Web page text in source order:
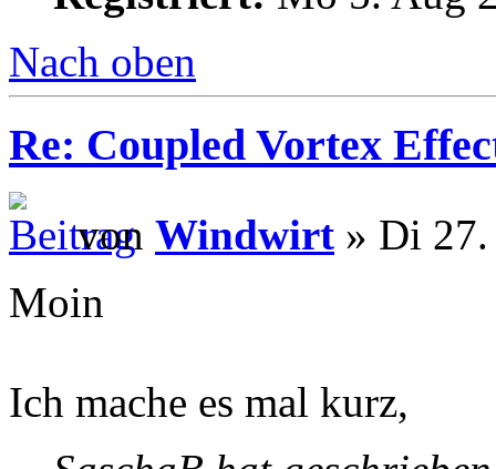
Nach oben
Re: Coupled Vortex
von Windwirt » Di 27.
Moin
Ich mache es mal kurz,